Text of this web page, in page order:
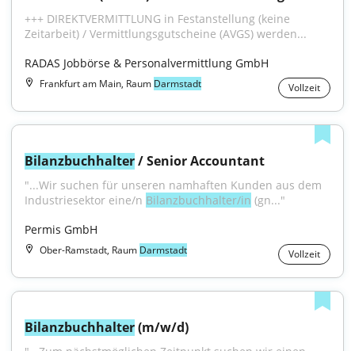
+++ DIREKTVERMITTLUNG in Festanstellung (keine
Zeitarbeit) / Vermittlungsgutscheine (AVGS) werden...
RADAS Jobbörse & Personalvermittlung GmbH
Frankfurt am Main, Raum Darmstadt Vollzeit
Bilanzbuchhalter / Senior Accountant
"...Wir suchen für unseren namhaften Kunden aus dem
Industriesektor eine/n Bilanzbuchhalter/in (gn..."
Permis GmbH
Ober-Ramstadt, Raum Darmstadt Vollzeit
Bilanzbuchhalter (m/w/d)